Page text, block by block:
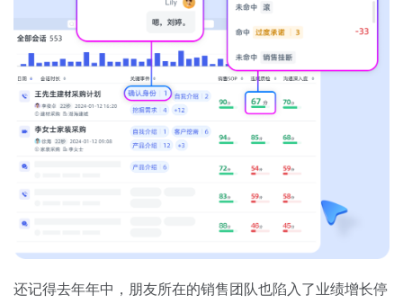
还记得去年年中，朋友所在的销售团队也陷入了业绩增长停